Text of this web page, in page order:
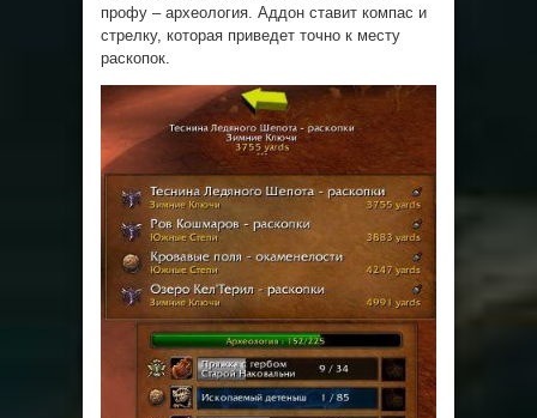
профу – археология. Аддон ставит компас и
стрелку, которая приведет точно к месту
раскопок.